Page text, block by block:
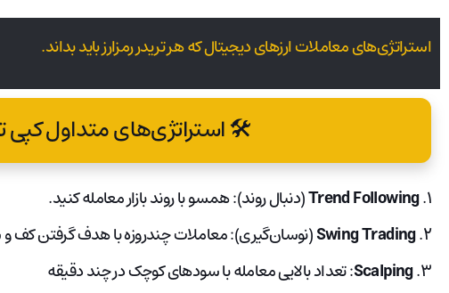
استراتژی‌های معاملات ارزهای دیجیتال که هر تریدر رمزارز باید بداند.
🛠 استراتژی‌های متداول کپی
۱. Trend Following(دنبال روند): همسو با روند بازار معامله کنید.
۲. Swing Trading(نوسان‌گیری): معاملات چندروزه با هدف گرفتن
۳. Scalping: تعداد بالایی معامله با سودهای کوچک در چند دقیقه